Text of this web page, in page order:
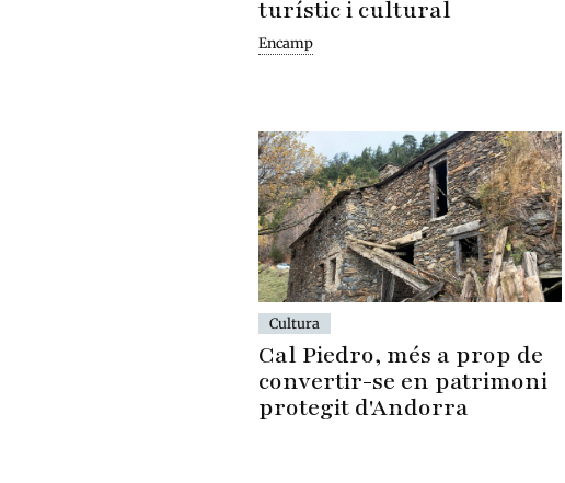
turístic i cultural
Encamp
Cultura
Cal Piedro, més a prop de
convertir-se en patrimoni
protegit d'Andorra